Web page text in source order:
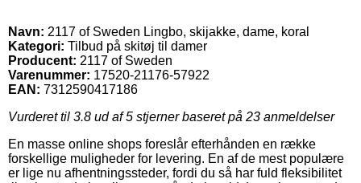
Navn: 2117 of Sweden Lingbo, skijakke, dame, koral
Kategori: Tilbud på skitøj til damer
Producent: 2117 of Sweden
Varenummer: 17520-21176-57922
EAN: 7312590417186
Vurderet til 3.8 ud af 5 stjerner baseret på 23 anmeldelser
En masse online shops foreslår efterhånden en række
forskellige muligheder for levering. En af de mest populære
er lige nu afhentningssteder, fordi du så har fuld fleksibilitet